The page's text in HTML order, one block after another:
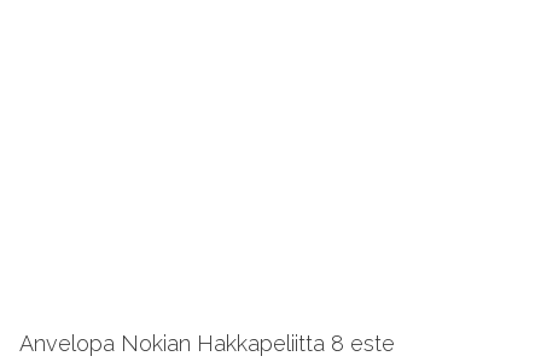
Anvelopa Nokian Hakkapeliitta 8 este